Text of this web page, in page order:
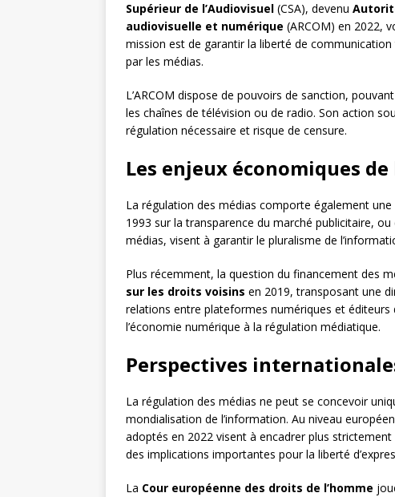
Supérieur de l’Audiovisuel (CSA), devenu
audiovisuelle et numérique (ARCOM) en 2022,
mission est de garantir la liberté de
par les médias.
L’ARCOM dispose de pouvoirs de sanction,
les chaînes de télévision ou de radio. Son action
régulation nécessaire et risque de censure.
Les enjeux économiques
La régulation des médias comporte également
1993 sur la transparence du marché publicitaire,
médias, visent à garantir le pluralisme de
Plus récemment, la question du financement des
sur les droits voisins en 2019, transposant une
relations entre plateformes numériques et
l’économie numérique à la régulation médiatique.
Perspectives
La régulation des médias ne peut se concevoir
mondialisation de l’information. Au niveau
adoptés en 2022 visent à encadrer plus
des implications importantes pour la liberté
La Cour européenne des droits de l’homme